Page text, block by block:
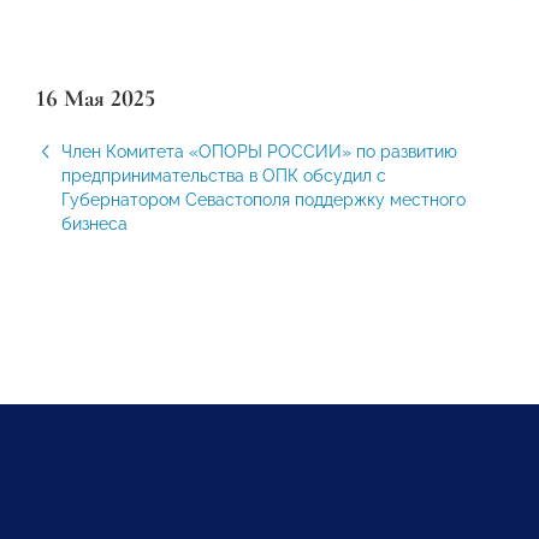
16 Мая 2025
Член Комитета «ОПОРЫ РОССИИ» по развитию
предпринимательства в ОПК обсудил с
Губернатором Севастополя поддержку местного
бизнеса